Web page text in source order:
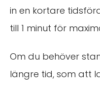
in en kortare
till 1 minut för
Om du behöver
längre tid, som att